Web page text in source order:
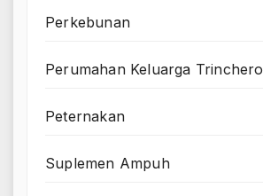
Perkebunan
Perumahan Keluarga Trinchero
Peternakan
Suplemen Ampuh